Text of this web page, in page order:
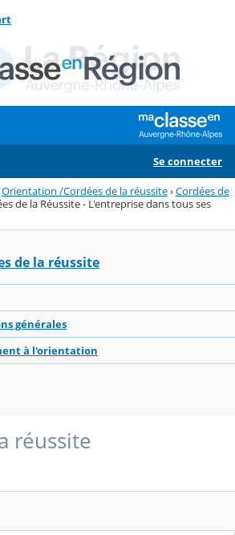
Se connecter
Orientation /Cordées de la réussite›Cordées de
de la Réussite - L'entreprise dans tous ses
de la réussite
générales
à l'orientation
réussite